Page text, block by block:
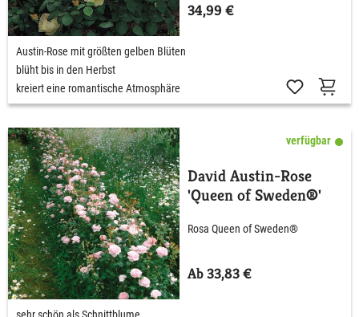
34,99 €
Austin-Rose mit größten gelben Blüten
blüht bis in den Herbst
kreiert eine romantische Atmosphäre
verfügbar
David Austin-Rose
'Queen of Sweden®'
Rosa Queen of Sweden®
Ab 33,83 €